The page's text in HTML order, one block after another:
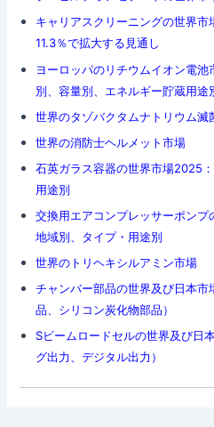
キャリアスクリーニングの世界
11.3％で拡大する見通し
ヨーロッパのリチウムイオン電
別、容量別、エネルギー貯蔵用途
世界のタゾバクタムナトリウム滅
世界の消防士ヘルメット市場
石英ガラス容器の世界市場2025
用途別
交換用エアコンプレッサーポンプ
地域別、タイプ・用途別
世界のトリヘキシルアミン市場
チャンバー部品の世界及び日本
品、シリコン炭化物部品）
Sビームロードセルの世界及び日
グ出力、デジタル出力）